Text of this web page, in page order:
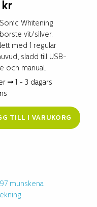
kr
Whitening
vit/silver.
med 1 regular
sladd till USB-
och manual.
1 - 3 dagars
TILL I VARUKORG